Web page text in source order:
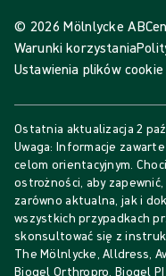
© 2026 Mölnlycke AB
Warunki korzystania
Ustawienia plików cookie
Ostatnia aktualizacja2
Uwaga: Informacje
celom orientacyjnym.
ostrożności, aby
zarówno aktualna, jak i
wszystkich przypadkach
skonsultować się z
The Mölnlycke, Alldress,
Biogel Orthropro, Biogel